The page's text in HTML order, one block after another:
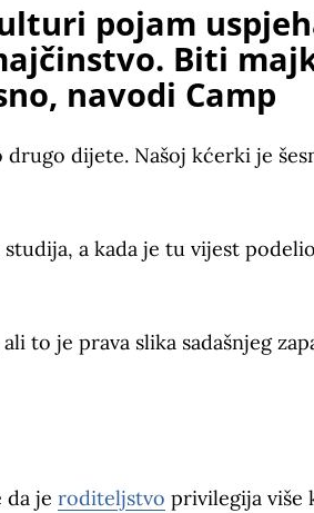
pojam
Biti
navodi Camp
dijete. Našoj kćerki je
a kada je tu vijest
to je prava slika sadašnjeg
da je roditeljstvo privilegija više